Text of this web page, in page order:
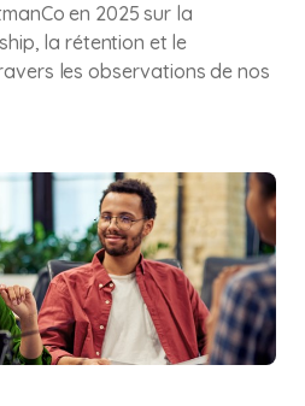
en 2025 sur la
la rétention et le
les observations de nos